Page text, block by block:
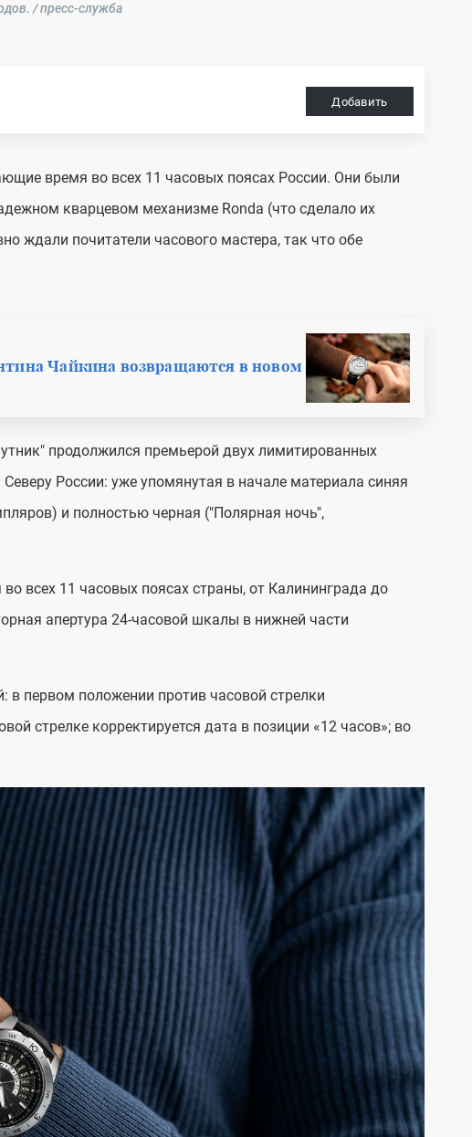
/ пресс-служба
Добавить
время во всех 11 часовых поясах России. Они были
кварцевом механизме Ronda (что сделало их
ждали почитатели часового мастера, так что обе
Чайкина возвращаются в новом
продолжился премьерой двух лимитированных
России: уже упомянутая в начале материала синяя
и полностью черная ("Полярная ночь",
всех 11 часовых поясах страны, от Калининграда до
апертура 24-часовой шкалы в нижней части
в первом положении против часовой стрелки
стрелке корректируется дата в позиции «12 часов»; во